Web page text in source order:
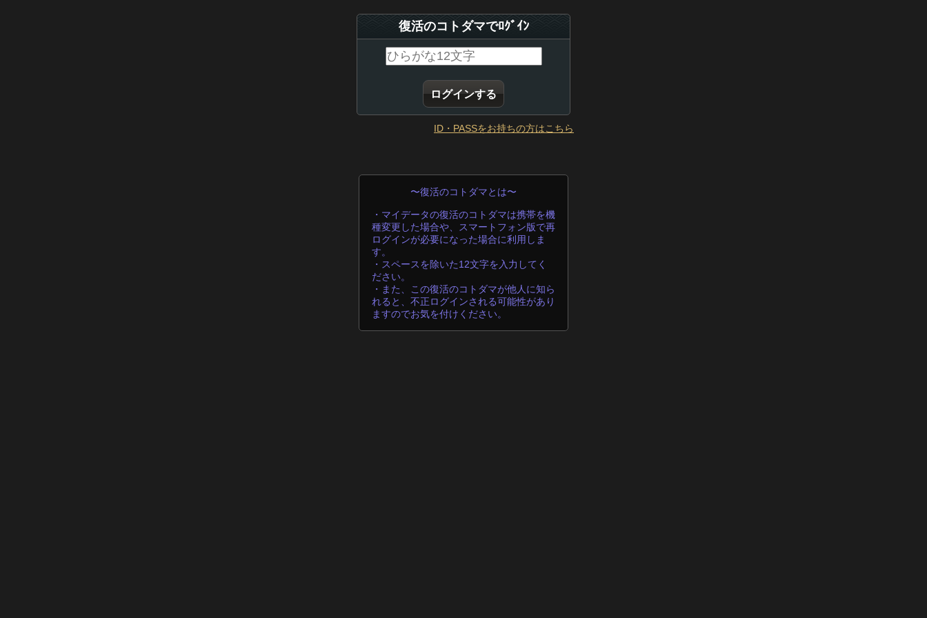
復活のコトダマでﾛｸﾞｲﾝ
ID・PASSをお持ちの方はこちら
〜復活のコトダマとは〜
・マイデータの復活のコトダマは携帯を機
種変更した場合や、スマートフォン版で再
ログインが必要になった場合に利用しま
す。
・スペースを除いた12文字を入力してく
ださい。
・また、この復活のコトダマが他人に知ら
れると、不正ログインされる可能性があり
ますのでお気を付けください。